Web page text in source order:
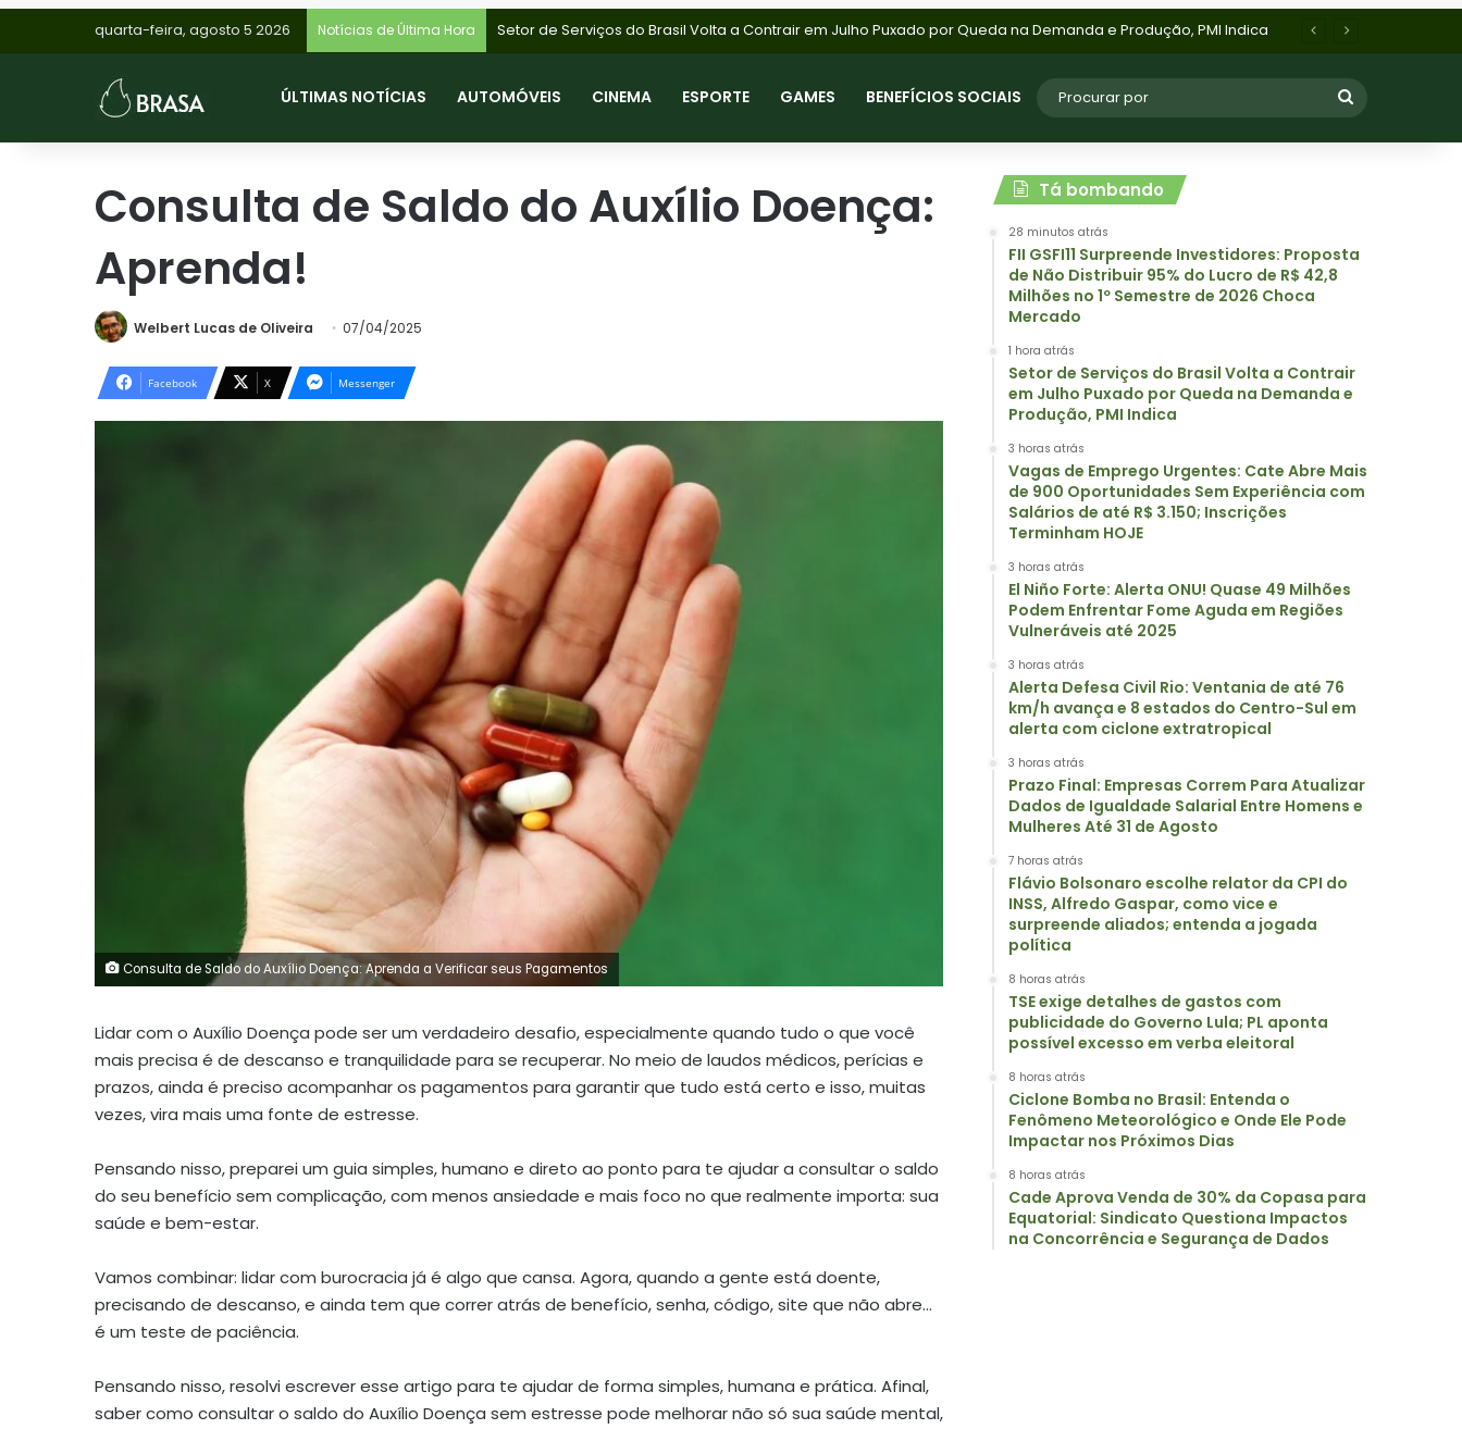
quarta-feira, agosto 5 2026 Notícias de Última Hora
ÚLTIMAS NOTÍCIAS AUTOMÓVEIS CINEMA ESPORTE GAMES BENEFÍCIOS SOCIAIS
Consulta de Saldo do Auxílio Doença:
Aprenda!
Welbert Lucas de Oliveira 07/04/2025
Facebook X Messenger
Consulta de Saldo do Auxílio Doença: Aprenda a Verificar seus Pagamentos
Lidar com o Auxílio Doença pode ser um verdadeiro desafio, especialmente quando tudo o que você
mais precisa é de descanso e tranquilidade para se recuperar. No meio de laudos médicos, perícias e
prazos, ainda é preciso acompanhar os pagamentos para garantir que tudo está certo e isso, muitas
vezes, vira mais uma fonte de estresse.
Pensando nisso, preparei um guia simples, humano e direto ao ponto para te ajudar a consultar o saldo
do seu benefício sem complicação, com menos ansiedade e mais foco no que realmente importa: sua
saúde e bem-estar.
Vamos combinar: lidar com burocracia já é algo que cansa. Agora, quando a gente está doente,
precisando de descanso, e ainda tem que correr atrás de benefício, senha, código, site que não abre…
é um teste de paciência.
Pensando nisso, resolvi escrever esse artigo para te ajudar de forma simples, humana e prática. Afinal,
saber como consultar o saldo do Auxílio Doença sem estresse pode melhorar não só sua saúde mental,
Tá bombando
28 minutos atrás
FII GSFI11 Surpreende Investidores: Proposta
de Não Distribuir 95% do Lucro de R$ 42,8
Milhões no 1º Semestre de 2026 Choca
Mercado
1 hora atrás
Setor de Serviços do Brasil Volta a Contrair
em Julho Puxado por Queda na Demanda e
Produção, PMI Indica
3 horas atrás
Vagas de Emprego Urgentes: Cate Abre Mais
de 900 Oportunidades Sem Experiência com
Salários de até R$ 3.150; Inscrições
Terminham HOJE
3 horas atrás
El Niño Forte: Alerta ONU! Quase 49 Milhões
Podem Enfrentar Fome Aguda em Regiões
Vulneráveis até 2025
3 horas atrás
Alerta Defesa Civil Rio: Ventania de até 76
km/h avança e 8 estados do Centro-Sul em
alerta com ciclone extratropical
3 horas atrás
Prazo Final: Empresas Correm Para Atualizar
Dados de Igualdade Salarial Entre Homens e
Mulheres Até 31 de Agosto
7 horas atrás
Flávio Bolsonaro escolhe relator da CPI do
INSS, Alfredo Gaspar, como vice e
surpreende aliados; entenda a jogada
política
8 horas atrás
TSE exige detalhes de gastos com
publicidade do Governo Lula; PL aponta
possível excesso em verba eleitoral
8 horas atrás
Ciclone Bomba no Brasil: Entenda o
Fenômeno Meteorológico e Onde Ele Pode
Impactar nos Próximos Dias
8 horas atrás
Cade Aprova Venda de 30% da Copasa para
Equatorial: Sindicato Questiona Impactos
na Concorrência e Segurança de Dados